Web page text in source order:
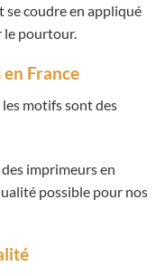
coudre en appliqué
le pourtour.
France
motifs sont des
imprimeurs en
possible pour nos